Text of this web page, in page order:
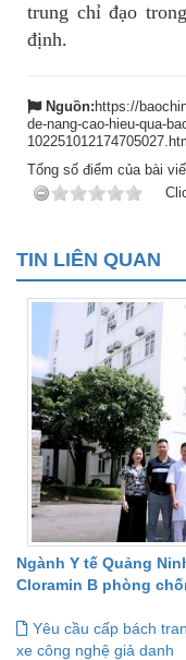
trung chỉ đạo
định.
Nguồn: https://
de-nang-cao-hieu-qua-
Tổng số điểm của bài
TIN LIÊN QUAN
Ngành Y tế Quảng
Cloramin B phòng
Yêu cầu cấp bách
xe công nghệ giả danh